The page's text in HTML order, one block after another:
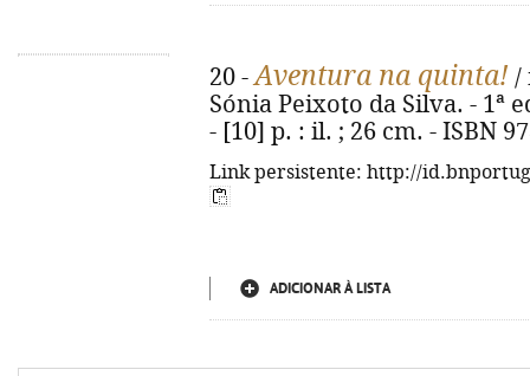
20 -Aventura na quinta! /
Sónia Peixoto da Silva. - 1ª
- [10] p. : il. ; 26 cm. - ISBN
Link persistente: http://
ADICIONAR À LISTA